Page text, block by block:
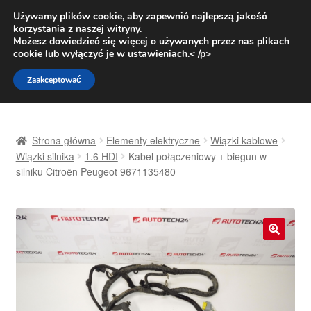
DOSTAWA od 31 zł
Pn.-pt. 9:00-16:00800 003 167
Przejdź
do
nawigacji
Przejdź
do
treści
Dostawa
Kontakt
Moje konto
Strona główna Elementy elektryczne
Wiązki kablowe
Wiązki silnika
1.6 HDI
Kabel połączeniowy + biegun w
silniku Citroën Peugeot 9671135480
Używamy plików cookie, aby zapewnić najlepszą jakość
korzystania z naszej witryny.
Możesz dowiedzieć się więcej o używanych przez nas plikach
cookie lub wyłączyć je w ustawieniach.< /p>
Zaakceptować